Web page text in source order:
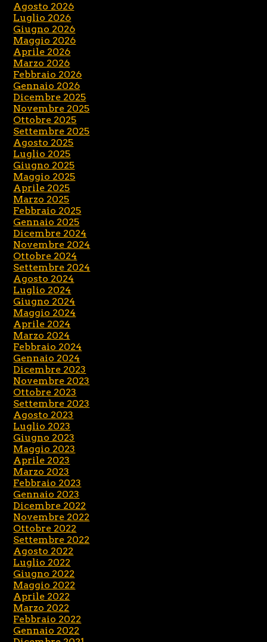
Agosto 2026
Luglio 2026
Giugno 2026
Maggio 2026
Aprile 2026
Marzo 2026
Febbraio 2026
Gennaio 2026
Dicembre 2025
Novembre 2025
Ottobre 2025
Settembre 2025
Agosto 2025
Luglio 2025
Giugno 2025
Maggio 2025
Aprile 2025
Marzo 2025
Febbraio 2025
Gennaio 2025
Dicembre 2024
Novembre 2024
Ottobre 2024
Settembre 2024
Agosto 2024
Luglio 2024
Giugno 2024
Maggio 2024
Aprile 2024
Marzo 2024
Febbraio 2024
Gennaio 2024
Dicembre 2023
Novembre 2023
Ottobre 2023
Settembre 2023
Agosto 2023
Luglio 2023
Giugno 2023
Maggio 2023
Aprile 2023
Marzo 2023
Febbraio 2023
Gennaio 2023
Dicembre 2022
Novembre 2022
Ottobre 2022
Settembre 2022
Agosto 2022
Luglio 2022
Giugno 2022
Maggio 2022
Aprile 2022
Marzo 2022
Febbraio 2022
Gennaio 2022